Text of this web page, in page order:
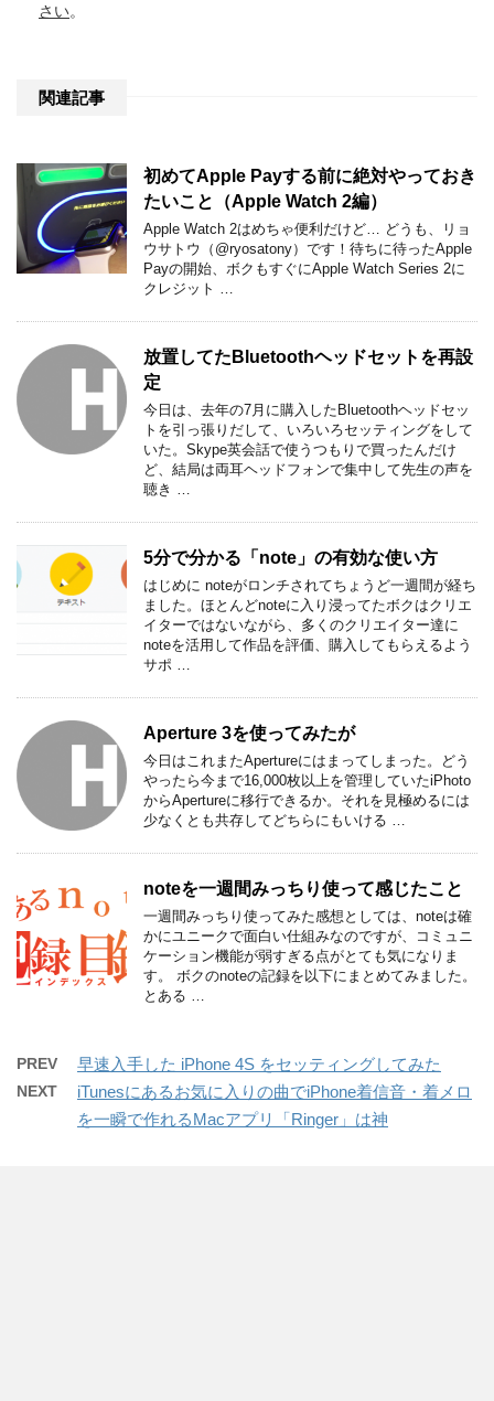
さい。
関連記事
初めてApple Payする前に絶対やっておき
たいこと（Apple Watch 2編）
Apple Watch 2はめちゃ便利だけど… どうも、リョ
ウサトウ（@ryosatony）です！待ちに待ったApple
Payの開始、ボクもすぐにApple Watch Series 2に
クレジット …
放置してたBluetoothヘッドセットを再設
定
今日は、去年の7月に購入したBluetoothヘッドセッ
トを引っ張りだして、いろいろセッティングをして
いた。Skype英会話で使うつもりで買ったんだけ
ど、結局は両耳ヘッドフォンで集中して先生の声を
聴き …
5分で分かる「note」の有効な使い方
はじめに noteがロンチされてちょうど一週間が経ち
ました。ほとんどnoteに入り浸ってたボクはクリエ
イターではないながら、多くのクリエイター達に
noteを活用して作品を評価、購入してもらえるよう
サポ …
Aperture 3を使ってみたが
今日はこれまたApertureにはまってしまった。どう
やったら今まで16,000枚以上を管理していたiPhoto
からApertureに移行できるか。それを見極めるには
少なくとも共存してどちらにもいける …
noteを一週間みっちり使って感じたこと
一週間みっちり使ってみた感想としては、noteは確
かにユニークで面白い仕組みなのですが、コミュニ
ケーション機能が弱すぎる点がとても気になりま
す。 ボクのnoteの記録を以下にまとめてみました。
とある …
PREV 早速入手した iPhone 4S をセッティングしてみた
NEXT
iTunesにあるお気に入りの曲でiPhone着信音・着メロ
を一瞬で作れるMacアプリ「Ringer」は神